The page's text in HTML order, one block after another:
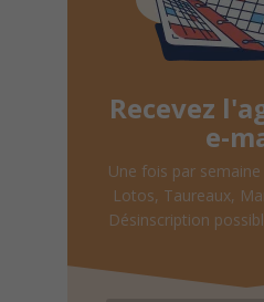
Recevez
e-
Une fois par
Lotos, Taureaux,
Désinscription